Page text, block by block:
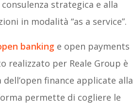
strategica e alla
in modalità “as a service”.
bankinge open payments
realizzato per Reale Group è
finance applicate alla
permette di cogliere le